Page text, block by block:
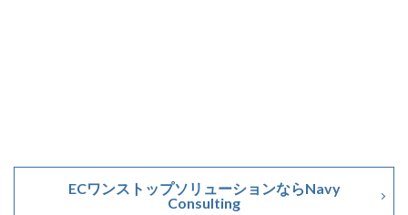
ECワンストップソリューションならNavy
Consulting